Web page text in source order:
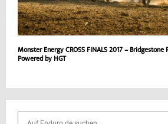
Monster Energy CROSS FINALS 2017 –
Powered by HGT